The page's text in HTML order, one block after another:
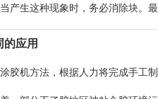
产生这种现象时，务必消除块。
的应用
胶机方法，根据人力将完成手工